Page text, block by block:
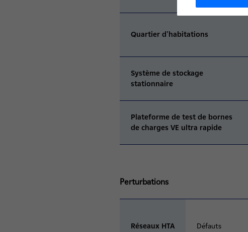
Quartier d'habitations
Système de stockage
stationnaire
Plateforme de test de bornes
de charges VE ultra rapide
Perturbations
Réseaux HTA Défauts